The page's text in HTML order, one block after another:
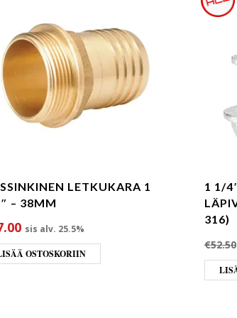
LETKUKARA 1
– 38MM
sis alv. 25.5%
OSTOSKORIIN
1 1/
316)
€52.50